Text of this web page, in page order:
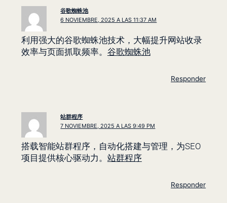
谷歌蜘蛛池
6 NOVIEMBRE, 2025 A LAS 11:37 AM
利用强大的谷歌蜘蛛池技术，大幅提升网站收录
效率与页面抓取频率。 谷歌蜘蛛池
Responder
站群程序
7 NOVIEMBRE, 2025 A LAS 9:49 PM
搭载智能站群程序，自动化搭建与管理，为SEO
项目提供核心驱动力。 站群程序
Responder